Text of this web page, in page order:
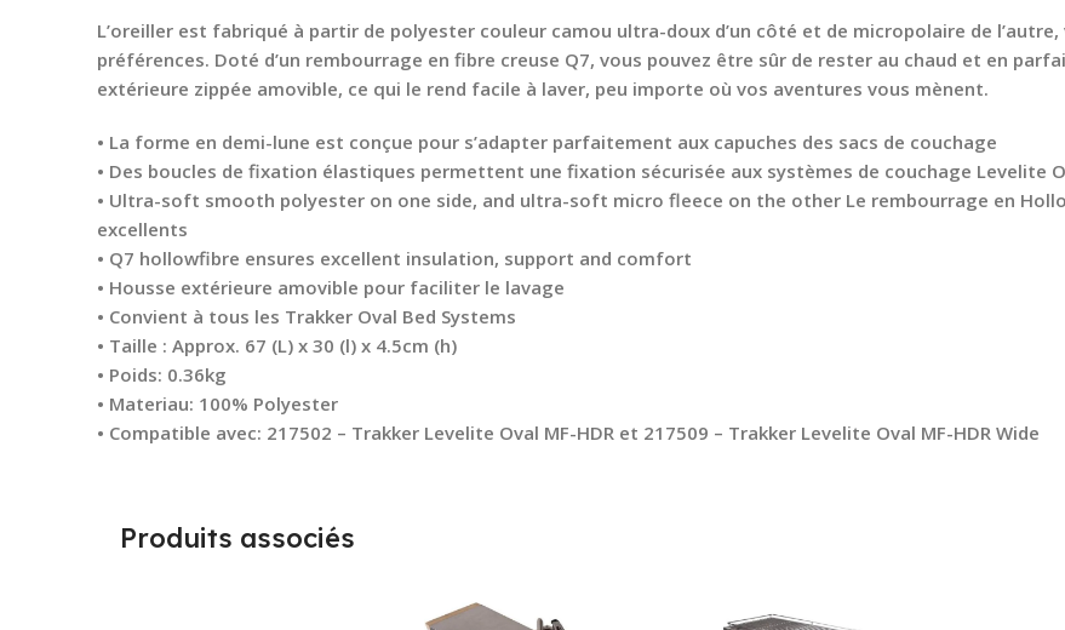
L’oreiller est fabriqué à partir de polyester couleur camou ultra-doux d’un côté et de micropolaire de
préférences. Doté d’un rembourrage en fibre creuse Q7, vous pouvez être sûr de rester au chaud et en
extérieure zippée amovible, ce qui le rend facile à laver, peu importe où vos aventures vous mènent.
• La forme en demi-lune est conçue pour s’adapter parfaitement aux capuches des sacs de couchage
• Des boucles de fixation élastiques permettent une fixation sécurisée aux systèmes de couchage Levelite
• Ultra-soft smooth polyester on one side, and ultra-soft micro fleece on the other Le rembourrage en
excellents
• Q7 hollowfibre ensures excellent insulation, support and comfort
• Housse extérieure amovible pour faciliter le lavage
• Convient à tous les Trakker Oval Bed Systems
• Taille : Approx. 67 (L) x 30 (l) x 4.5cm (h)
• Poids: 0.36kg
• Materiau: 100% Polyester
• Compatible avec: 217502 – Trakker Levelite Oval MF-HDR et 217509 – Trakker Levelite Oval MF-HDR Wide
Produits associés